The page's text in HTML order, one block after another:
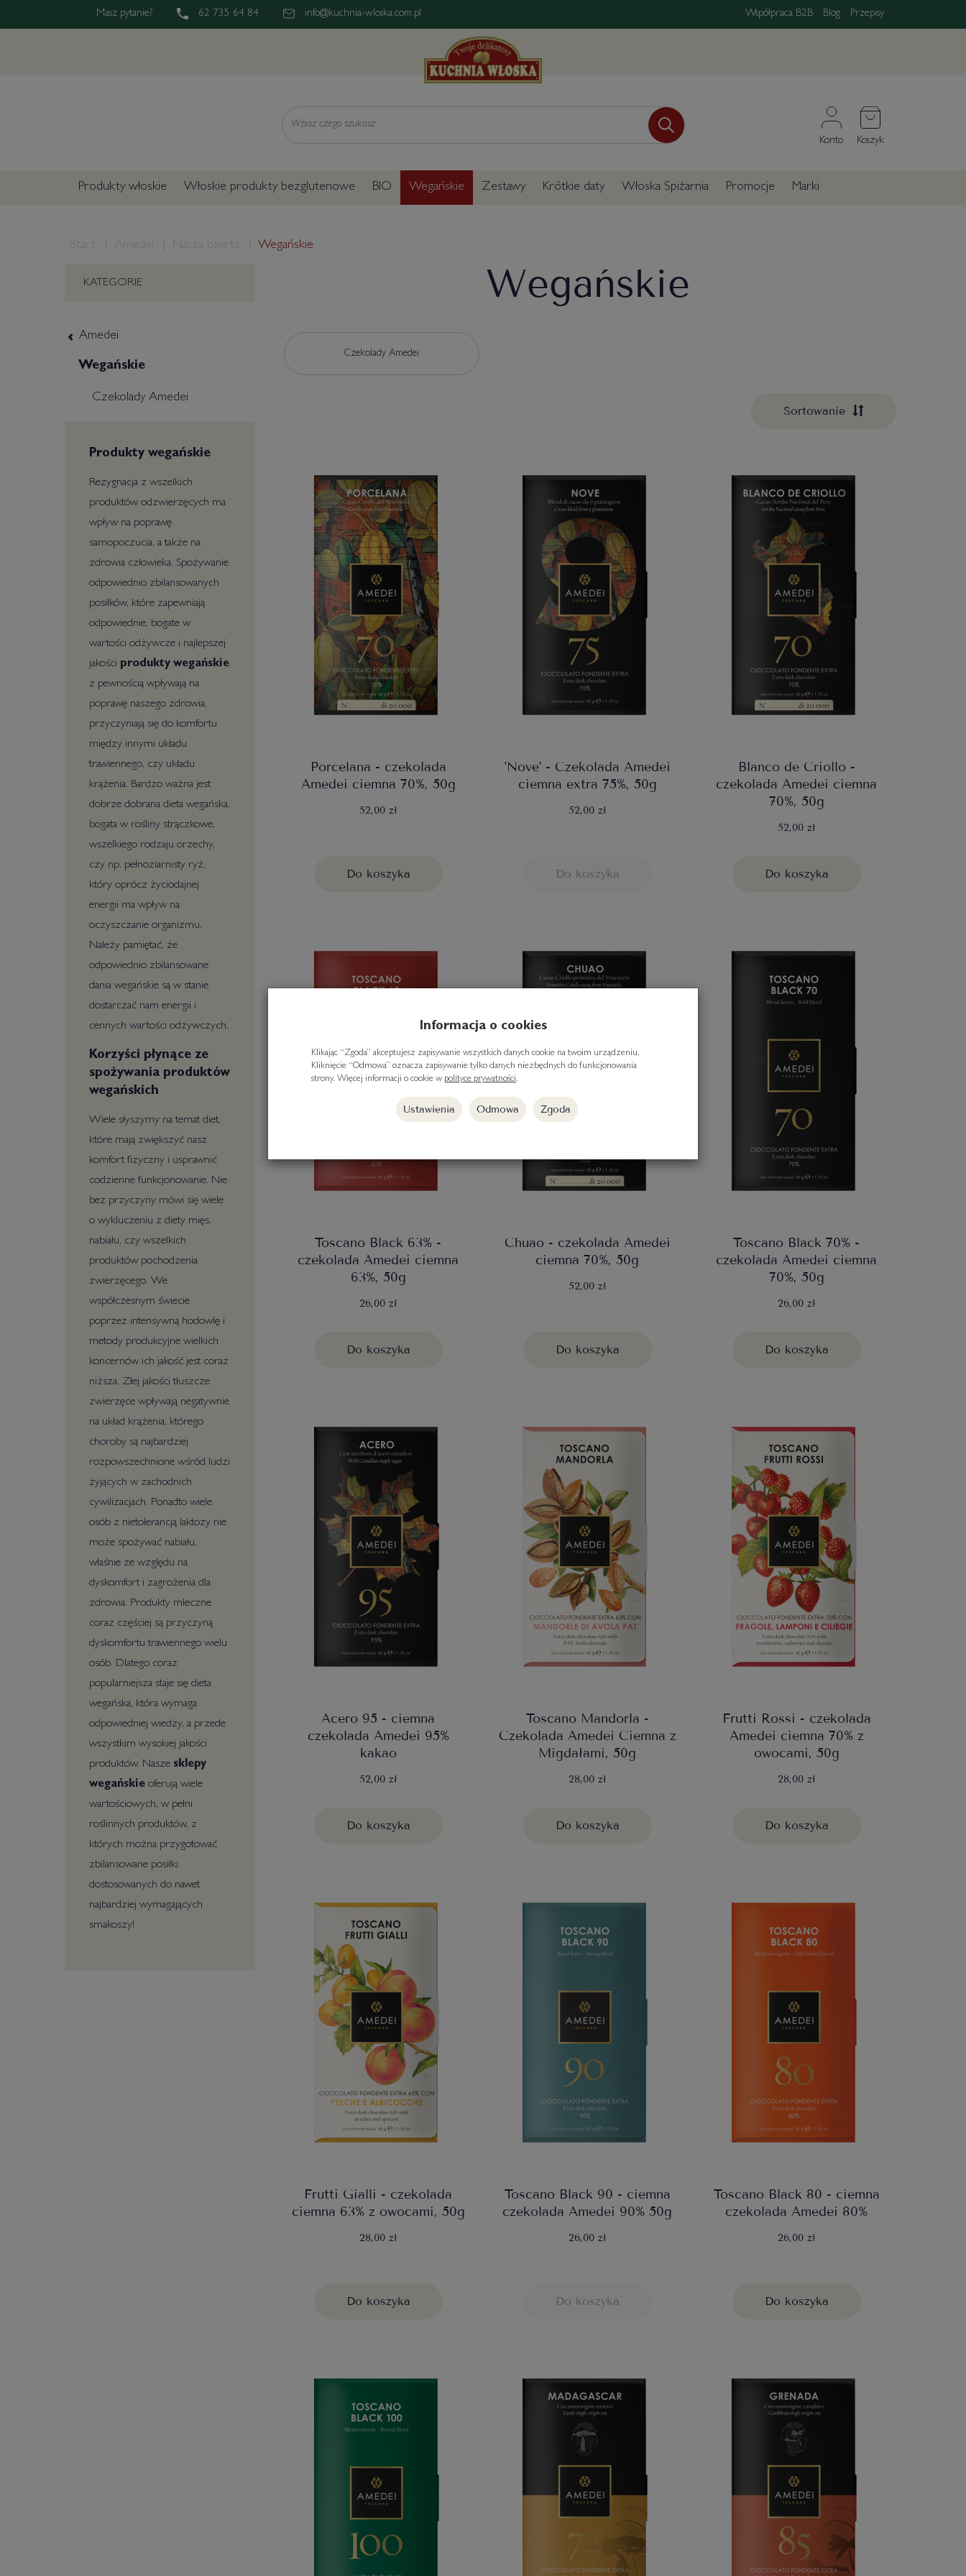
Masz pytanie? 62 735 64 84 info@kuchnia-wloska.com.pl Współpraca B2B Blog Przepisy
Konto Koszyk
Produkty włoskie Włoskie produkty bezglutenowe BIO Wegańskie Zestawy Krótkie daty Włoska Spiżarnia Promocje Marki
Start Amedei Nasza oferta Wegańskie
Wegańskie
Czekolady Amedei
Sortowanie
Porcelana - czekolada
Amedei ciemna 70%, 50g
52,00 zł
Do koszyka
'Nove' - Czekolada Amedei
ciemna extra 75%, 50g
52,00 zł
Do koszyka
Blanco de Criollo -
czekolada Amedei ciemna
70%, 50g
52,00 zł
Do koszyka
Toscano Black 63% -
czekolada Amedei ciemna
63%, 50g
26,00 zł
Do koszyka
Chuao - czekolada Amedei
ciemna 70%, 50g
52,00 zł
Do koszyka
Toscano Black 70% -
czekolada Amedei ciemna
70%, 50g
26,00 zł
Do koszyka
Acero 95 - ciemna
czekolada Amedei 95%
kakao
52,00 zł
Do koszyka
Toscano Mandorla -
Czekolada Amedei Ciemna z
Migdałami, 50g
28,00 zł
Do koszyka
Frutti Rossi - czekolada
Amedei ciemna 70% z
owocami, 50g
28,00 zł
Do koszyka
Frutti Gialli - czekolada
ciemna 63% z owocami, 50g
28,00 zł
Do koszyka
Toscano Black 90 - ciemna
czekolada Amedei 90% 50g
26,00 zł
Do koszyka
Toscano Black 80 - ciemna
czekolada Amedei 80%
26,00 zł
Do koszyka
KATEGORIE
Amedei
Wegańskie
Czekolady Amedei
Produkty wegańskie
Rezygnacja z wszelkich
produktów odzwierzęcych ma
wpływ na poprawę
samopoczucia, a także na
zdrowia człowieka. Spożywanie
odpowiednio zbilansowanych
posiłków, które zapewniają
odpowiednie, bogate w
wartości odżywcze i najlepszej
jakości produkty wegańskie
z pewnością wpływają na
poprawę naszego zdrowia,
przyczyniają się do komfortu
między innymi układu
trawiennego, czy układu
krążenia. Bardzo ważna jest
dobrze dobrana dieta wegańska,
bogata w rośliny strączkowe,
wszelkiego rodzaju orzechy,
czy np. pełnoziarnisty ryż,
który oprócz życiodajnej
energii ma wpływ na
oczyszczanie organizmu.
Należy pamiętać, że
odpowiednio zbilansowane
dania wegańskie są w stanie
dostarczać nam energii i
cennych wartości odżywczych.
Korzyści płynące ze
spożywania produktów
wegańskich
Wiele słyszymy na temat diet,
które mają zwiększyć nasz
komfort fizyczny i usprawnić
codzienne funkcjonowanie. Nie
bez przyczyny mówi się wiele
o wykluczeniu z diety mięs,
nabiału, czy wszelkich
produktów pochodzenia
zwierzęcego. We
współczesnym świecie
poprzez intensywną hodowlę i
metody produkcyjne wielkich
koncernów ich jakość jest coraz
niższa. Złej jakości tłuszcze
zwierzęce wpływają negatywnie
na układ krążenia, którego
choroby są najbardziej
rozpowszechnione wśród ludzi
żyjących w zachodnich
cywilizacjach. Ponadto wiele
osób z nietolerancją laktozy nie
może spożywać nabiału,
właśnie ze względu na
dyskomfort i zagrożenia dla
zdrowia. Produkty mleczne
coraz częściej są przyczyną
dyskomfortu trawiennego wielu
osób. Dlatego coraz
popularniejsza staje się dieta
wegańska, która wymaga
odpowiedniej wiedzy, a przede
wszystkim wysokiej jakości
produktów. Nasze sklepy
wegańskie oferują wiele
wartościowych, w pełni
roślinnych produktów, z
których można przygotować
zbilansowane posiłki
dostosowanych do nawet
najbardziej wymagających
smakoszy!
Informacja o cookies
Klikając “Zgoda” akceptujesz zapisywanie wszystkich danych cookie na twoim urządzeniu.
Kliknięcie “Odmowa” oznacza zapisywanie tylko danych niezbędnych do funkcjonowania
strony. Więcej informacji o cookie w polityce prywatności.
Ustawienia Odmowa Zgoda